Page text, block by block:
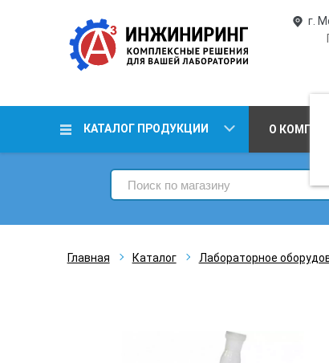
г.
КАТАЛОГ ПРОДУКЦИИ О
Главная Каталог Лабораторное